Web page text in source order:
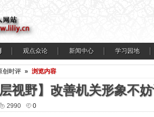
观点众论 新闻中心 学习园地
创时评 » 浏览内容
层视野】改善机关形象不
2990 0